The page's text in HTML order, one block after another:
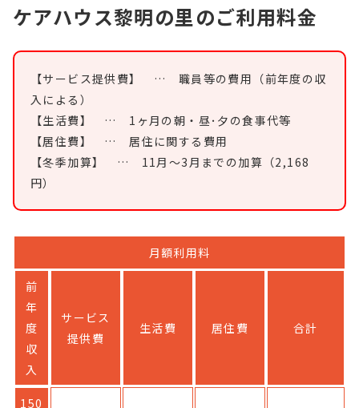
ケアハウス黎明の里のご利用料金
【サービス提供費】　…　職員等の費用（前年度の収
入による）
【生活費】　…　1ヶ月の朝・昼･夕の食事代等
【居住費】　…　居住に関する費用
【冬季加算】　…　11月～3月までの加算（2,168
円）
月額利用料
前
年
度
収
入
サービス
提供費
生活費 居住費 合計
150